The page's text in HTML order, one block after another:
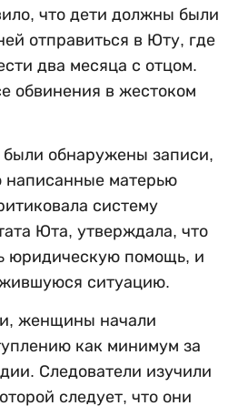
что дети должны были
отправиться в Юту, где
два месяца с отцом.
обвинения в жестоком
были обнаружены записи,
написанные матерью
систему
Юта, утверждала, что
юридическую помощь, и
ситуацию.
женщины начали
как минимум за
Следователи изучили
следует, что они